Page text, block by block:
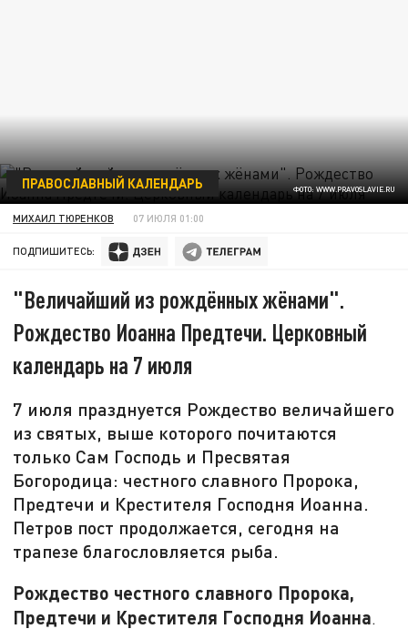
ФОТО: WWW.PRAVOSLAVIE.RU
ПРАВОСЛАВНЫЙ КАЛЕНДАРЬ
МИХАИЛ ТЮРЕНКОВ 07 ИЮЛЯ 01:00
ПОДПИШИТЕСЬ:
"Величайший из рождённых жёнами".
Рождество Иоанна Предтечи. Церковный
календарь на 7 июля
7 июля празднуется Рождество величайшего
из святых, выше которого почитаются
только Сам Господь и Пресвятая
Богородица: честного славного Пророка,
Предтечи и Крестителя Господня Иоанна.
Петров пост продолжается, сегодня на
трапезе благословляется рыба.
Рождество честного славного Пророка,
Предтечи и Крестителя Господня Иоанна.